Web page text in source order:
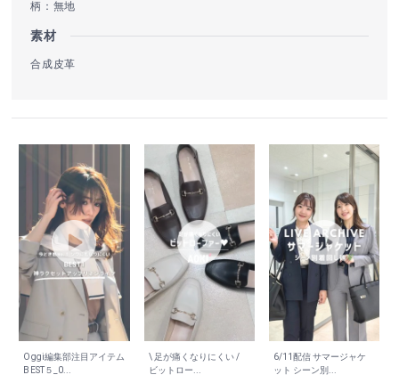
柄：無地
素材
合成皮革
Oggi編集部注目アイテム
BEST５_0...
\ 足が痛くなりにくい /
ビットロー...
6/11配信 サマージャケ
ット シーン別...